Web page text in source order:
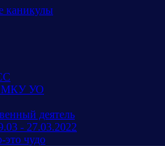
каникулы
МКУ УО
деятель
- 27.03.2022
это чудо